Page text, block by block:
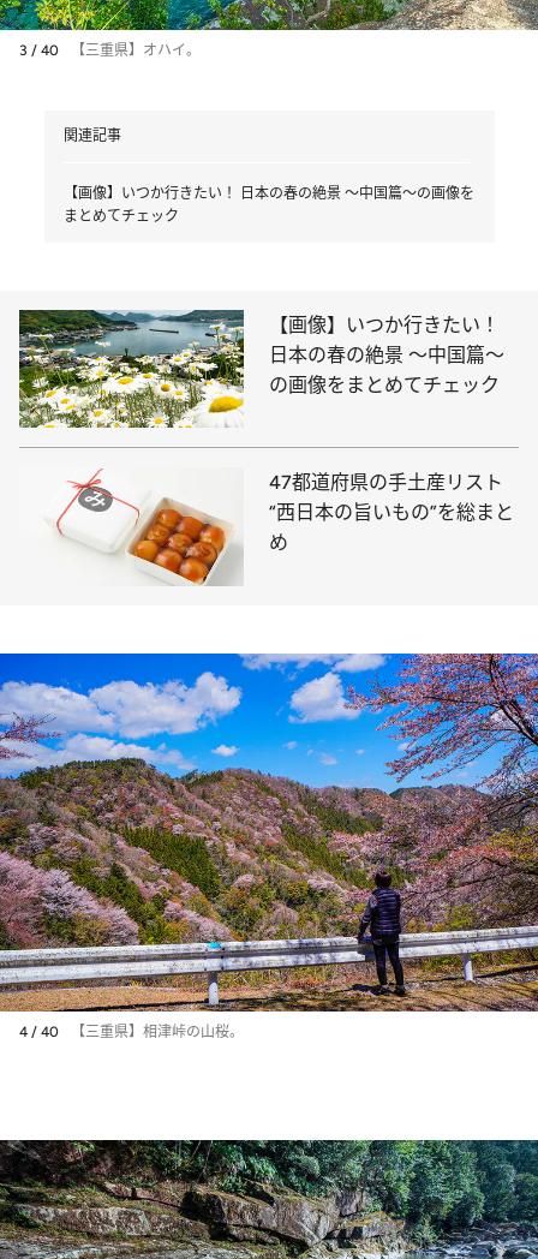
3 / 40 【三重県】オハイ。
関連記事
【画像】いつか行きたい！ 日本の春の絶景 ～中国篇～の画像を
まとめてチェック
【画像】いつか行きたい！
日本の春の絶景 ～中国篇～
の画像をまとめてチェック
47都道府県の手土産リスト
“西日本の旨いもの”を総まと
め
4 / 40 【三重県】相津峠の山桜。